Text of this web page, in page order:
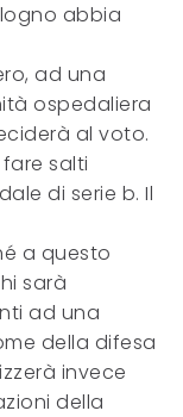
abbia
ad una
ospedaliera
al voto.
salti
di serie b. Il
a questo
sarà
ad una
della difesa
invece
della